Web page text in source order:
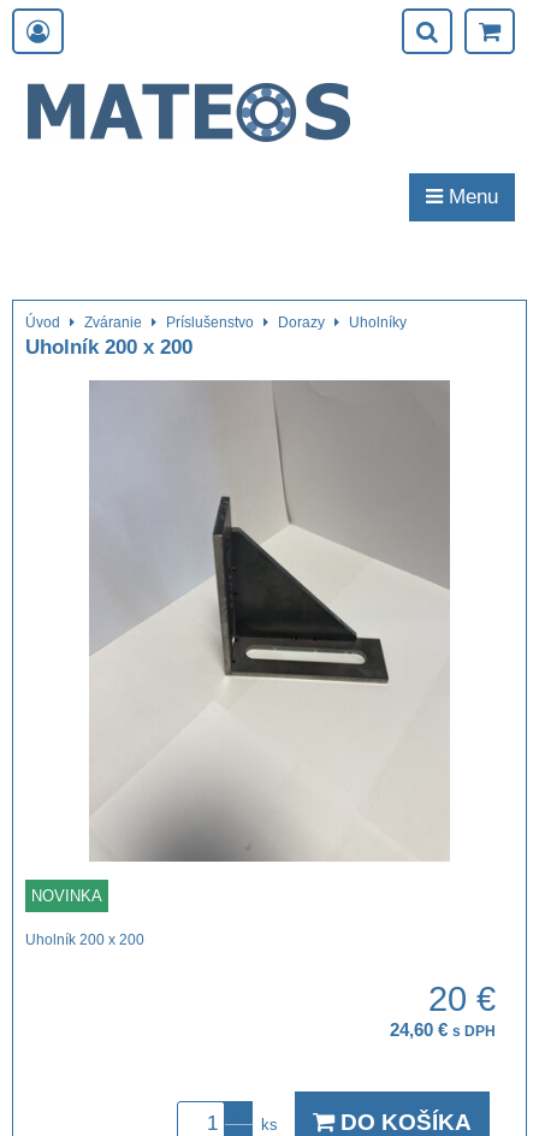
Menu
Úvod Zváranie Príslušenstvo Dorazy Uholníky
Uholník 200 x 200
NOVINKA
Uholník 200 x 200
20 €
24,60 € s DPH
ks DO KOŠÍKA